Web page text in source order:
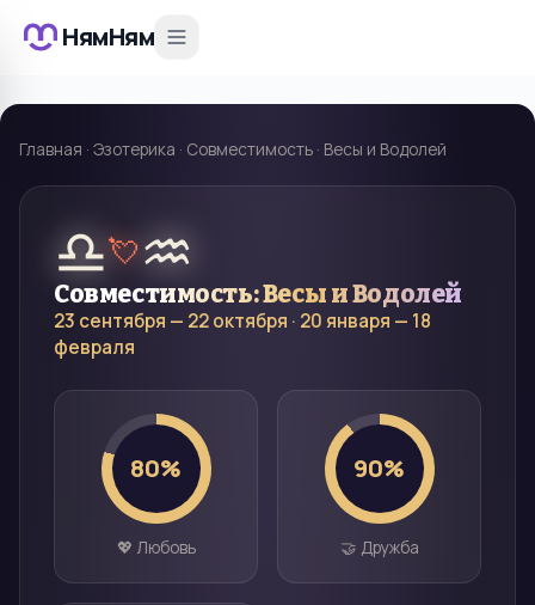
НямНям
Главная · Эзотерика · Совместимость · Весы и Водолей
♎💘♒
Совместимость:Весы иВодолей
23 сентября — 22 октября · 20 января — 18
февраля
80%
💖 Любовь
90%
🤝 Дружба